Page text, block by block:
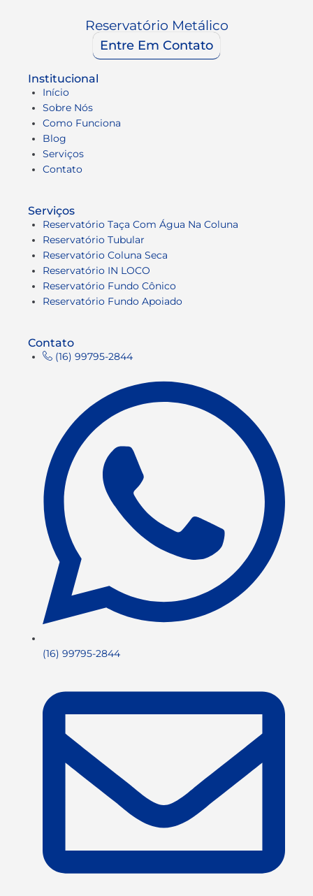
Reservatório Metálico
Entre Em Contato
Institucional
Início
Sobre Nós
Como Funciona
Blog
Serviços
Contato
Serviços
Reservatório Taça Com Água Na Coluna
Reservatório Tubular
Reservatório Coluna Seca
Reservatório IN LOCO
Reservatório Fundo Cônico
Reservatório Fundo Apoiado
Contato
(16) 99795-2844
(16) 99795-2844